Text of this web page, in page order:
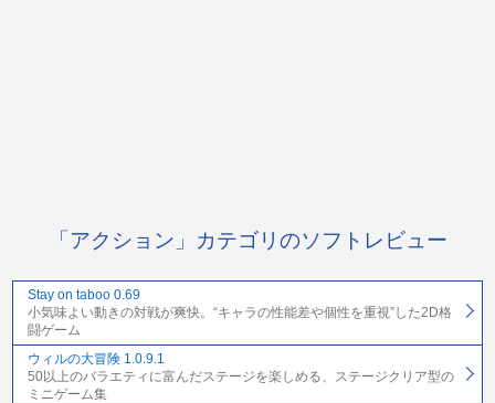
「アクション」カテゴリのソフトレビュー
Stay on taboo 0.69
小気味よい動きの対戦が爽快。“キャラの性能差や個性を重視”した2D格
闘ゲーム
ウィルの大冒険 1.0.9.1
50以上のバラエティに富んだステージを楽しめる、ステージクリア型の
ミニゲーム集